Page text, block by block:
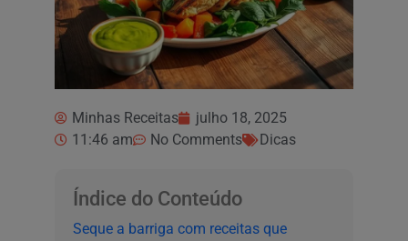
Minhas Receitas
julho 18, 2025
11:46 am
No Comments Dicas
Índice do Conteúdo
Seque a barriga com receitas que